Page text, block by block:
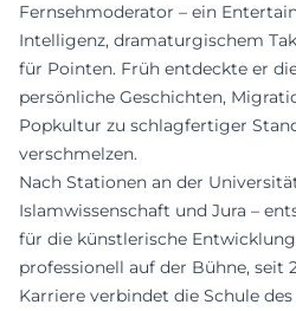
Fernsehmoderator – ein
Intelligenz, dramaturgischem
für Pointen. Früh entdeckte er
persönliche Geschichten,
Popkultur zu schlagfertiger
verschmelzen.
Nach Stationen an der
Islamwissenschaft und Jura –
für die künstlerische
professionell auf der Bühne, seit
Karriere verbindet die Schule